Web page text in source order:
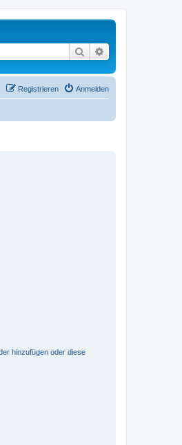
Suche
Anmelden
Registrieren
hinzufügen oder diese